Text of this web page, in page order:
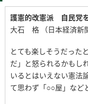
護憲的改憲派 自民党
大石 格 （日本経済新
とても楽しそうだった
だ」と怒られるかもし
いるとはいえない憲法
て思わず「○○屋」など